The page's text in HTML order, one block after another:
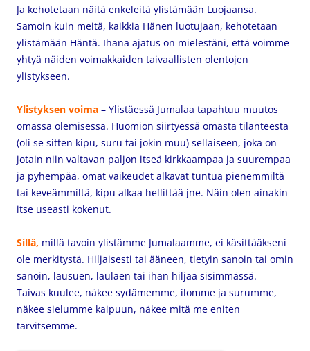
Ja kehotetaan näitä enkeleitä ylistämään Luojaansa.
Samoin kuin meitä, kaikkia Hänen luotujaan, kehotetaan
ylistämään Häntä. Ihana ajatus on mielestäni, että voimme
yhtyä näiden voimakkaiden taivaallisten olentojen
ylistykseen.
Ylistyksen voima – Ylistäessä Jumalaa tapahtuu muutos
omassa olemisessa. Huomion siirtyessä omasta tilanteesta
(oli se sitten kipu, suru tai jokin muu) sellaiseen, joka on
jotain niin valtavan paljon itseä kirkkaampaa ja suurempaa
ja pyhempää, omat vaikeudet alkavat tuntua pienemmiltä
tai keveämmiltä, kipu alkaa hellittää jne. Näin olen ainakin
itse useasti kokenut.
Sillä, millä tavoin ylistämme Jumalaamme, ei käsittääkseni
ole merkitystä. Hiljaisesti tai ääneen, tietyin sanoin tai omin
sanoin, lausuen, laulaen tai ihan hiljaa sisimmässä.
Taivas kuulee, näkee sydämemme, ilomme ja surumme,
näkee sielumme kaipuun, näkee mitä me eniten
tarvitsemme.